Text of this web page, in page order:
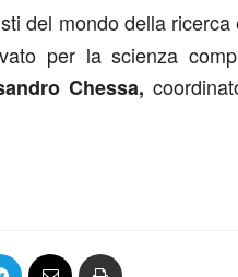
del mondo della
per la scienza
Chessa,